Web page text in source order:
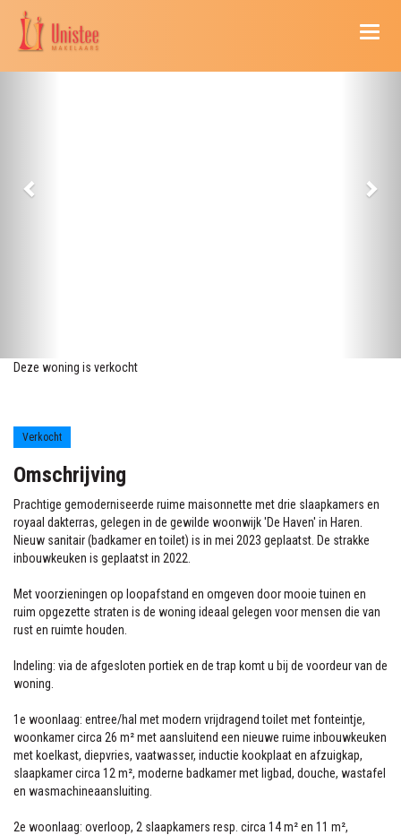
Deze woning is verkocht
Verkocht
Omschrijving
Prachtige gemoderniseerde ruime maisonnette met drie slaapkamers en
royaal dakterras, gelegen in de gewilde woonwijk 'De Haven' in Haren.
Nieuw sanitair (badkamer en toilet) is in mei 2023 geplaatst. De strakke
inbouwkeuken is geplaatst in 2022.
Met voorzieningen op loopafstand en omgeven door mooie tuinen en
ruim opgezette straten is de woning ideaal gelegen voor mensen die van
rust en ruimte houden.
Indeling: via de afgesloten portiek en de trap komt u bij de voordeur van de
woning.
1e woonlaag: entree/hal met modern vrijdragend toilet met fonteintje,
woonkamer circa 26 m² met aansluitend een nieuwe ruime inbouwkeuken
met koelkast, diepvries, vaatwasser, inductie kookplaat en afzuigkap,
slaapkamer circa 12 m², moderne badkamer met ligbad, douche, wastafel
en wasmachineaansluiting.
2e woonlaag: overloop, 2 slaapkamers resp. circa 14 m² en 11 m²,